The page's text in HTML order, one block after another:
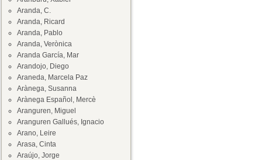
Aranda, C.
Aranda, Ricard
Aranda, Pablo
Aranda, Verònica
Aranda García, Mar
Arandojo, Diego
Araneda, Marcela Paz
Arànega, Susanna
Arànega Español, Mercè
Aranguren, Miguel
Aranguren Gallués, Ignacio
Arano, Leire
Arasa, Cinta
Araújo, Jorge